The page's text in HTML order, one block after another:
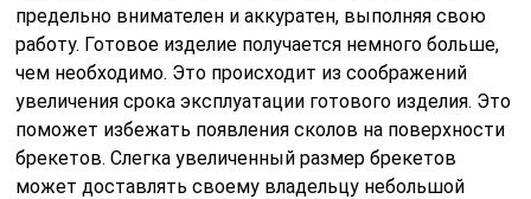
предельно внимателен и аккуратен, выполняя свою
работу. Готовое изделие получается немного больше,
чем необходимо. Это происходит из соображений
увеличения срока эксплуатации готового изделия. Это
поможет избежать появления сколов на поверхности
брекетов. Слегка увеличенный размер брекетов
может доставлять своему владельцу небольшой